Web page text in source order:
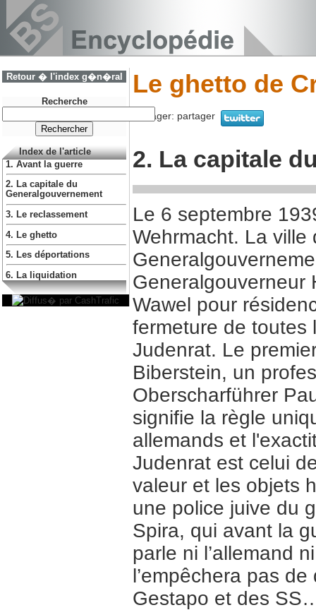
Retour � l'index g�n�ral
Recherche
Index de l'article
1. Avant la guerre
2. La capitale du
Generalgouvernement
3. Le reclassement
4. Le ghetto
5. Les déportations
6. La liquidation
Le ghetto de
Partager: partager
2. La capitale
Le 6 septembre
Wehrmacht. La
Generalgouverneur
Wawel pour
fermeture de toutes
Judenrat. Le
Biberstein, un
Oberscharführer
signifie la règle
allemands et
Judenrat est celui
valeur et les objets
une police juive du
Spira, qui avant la
parle ni l’allemand
l’empêchera pas
Gestapo et des